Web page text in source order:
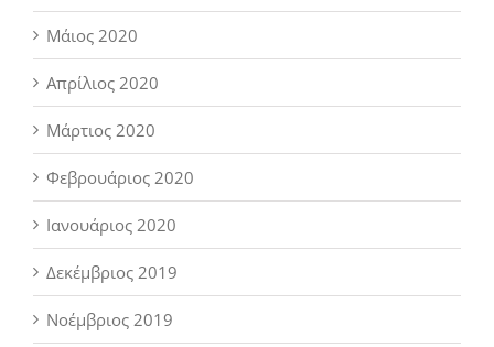
Μάιος 2020
Απρίλιος 2020
Μάρτιος 2020
Φεβρουάριος 2020
Ιανουάριος 2020
Δεκέμβριος 2019
Νοέμβριος 2019